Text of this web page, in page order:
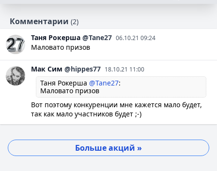
Комментарии (2)
Таня Рокерша @Tane27 06.10.21 09:24
Маловато призов
Мак Сим @hippes77 18.10.21 11:00
Таня Рокерша @Tane27:
Маловато призов
Вот поэтому конкуренции мне кажется мало будет,
так как мало участников будет ;-)
Больше акций »